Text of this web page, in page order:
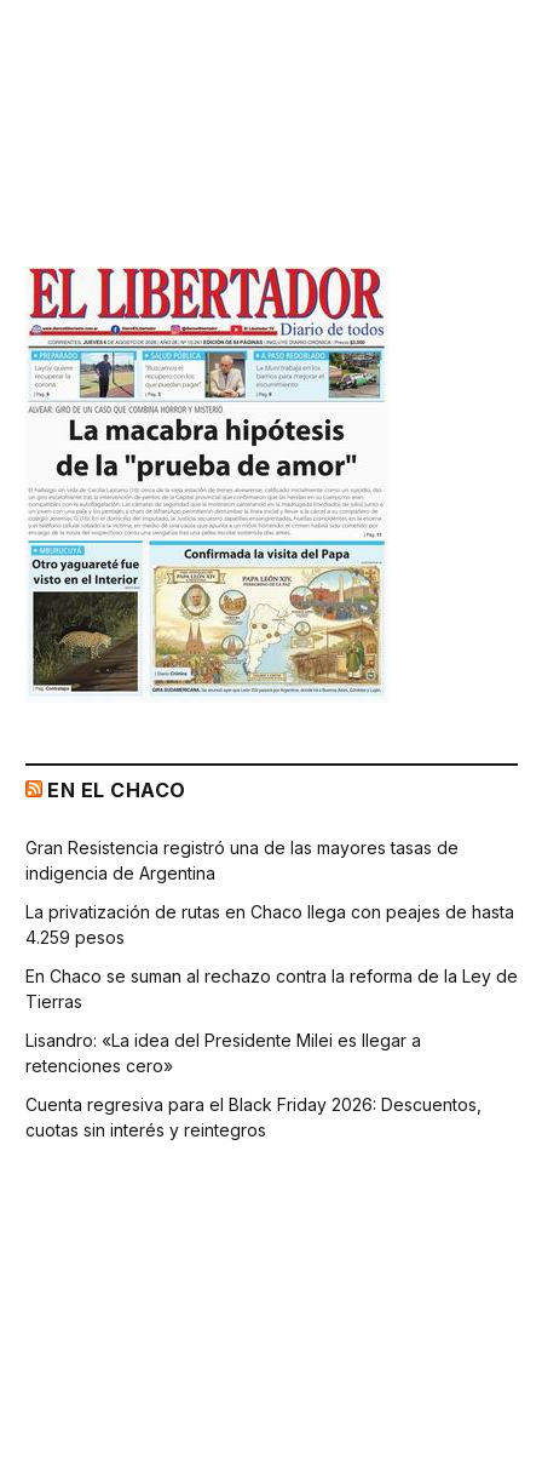
EN EL CHACO
Gran Resistencia registró una de las mayores tasas de
indigencia de Argentina
La privatización de rutas en Chaco llega con peajes de hasta
4.259 pesos
En Chaco se suman al rechazo contra la reforma de la Ley de
Tierras
Lisandro: «La idea del Presidente Milei es llegar a
retenciones cero»
Cuenta regresiva para el Black Friday 2026: Descuentos,
cuotas sin interés y reintegros